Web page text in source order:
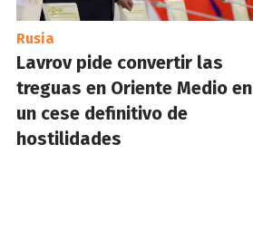
Rusia
Lavrov pide convertir las
treguas en Oriente Medio en
un cese definitivo de
hostilidades